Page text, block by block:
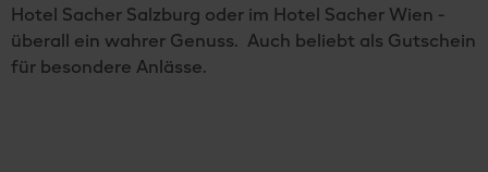
Hotel Sacher Salzburg oder im Hotel Sacher Wien -
überall ein wahrer Genuss. Auch beliebt als Gutschein
für besondere Anlässe.